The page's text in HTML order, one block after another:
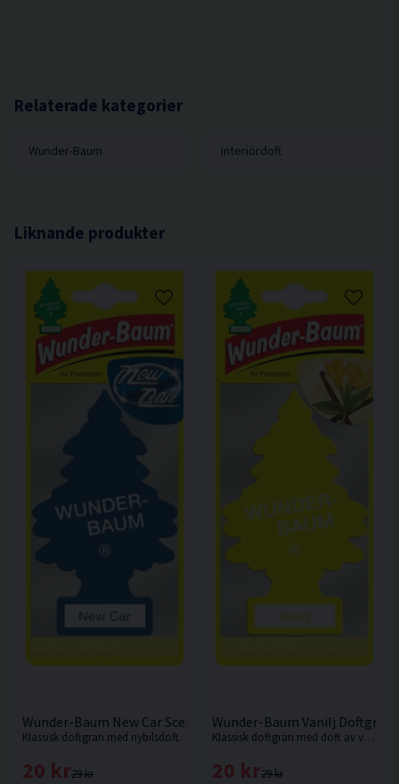
Relaterade kategorier
Wunder-Baum Interiördoft
Liknande produkter
Wunder-Baum New Car Scent Doftgran
Klassisk doftgran med nybilsdoft.
29 kr
20 kr
Wunder-Baum Vanilj Doftgran
Klassisk doftgran med doft av vanilj.
29 kr
20 kr